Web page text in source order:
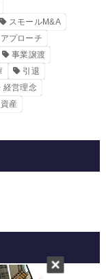
スモールM&A
プローチ
事業譲渡
引退
経営理念
産